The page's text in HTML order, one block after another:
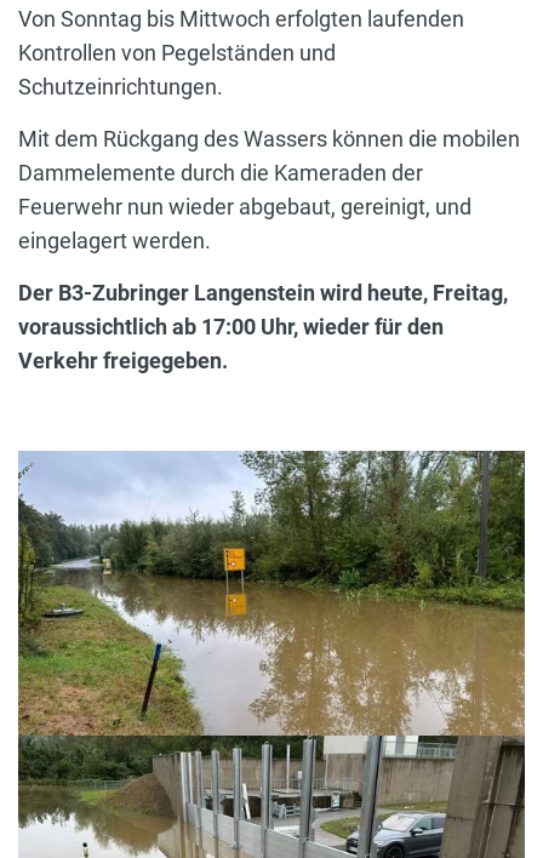
Von Sonntag bis Mittwoch erfolgten laufenden
Kontrollen von Pegelständen und
Schutzeinrichtungen.
Mit dem Rückgang des Wassers können die mobilen
Dammelemente durch die Kameraden der
Feuerwehr nun wieder abgebaut, gereinigt, und
eingelagert werden.
Der B3-Zubringer Langenstein wird heute, Freitag,
voraussichtlich ab 17:00 Uhr, wieder für den
Verkehr freigegeben.